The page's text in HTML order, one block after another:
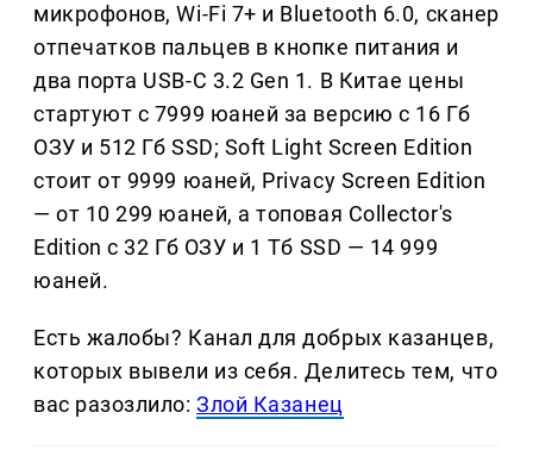
микрофонов, Wi-Fi 7+ и Bluetooth 6.0, сканер
отпечатков пальцев в кнопке питания и
два порта USB-C 3.2 Gen 1. В Китае цены
стартуют с 7999 юаней за версию с 16 Гб
ОЗУ и 512 Гб SSD; Soft Light Screen Edition
стоит от 9999 юаней, Privacy Screen Edition
— от 10 299 юаней, а топовая Collector's
Edition с 32 Гб ОЗУ и 1 Тб SSD — 14 999
юаней.
Есть жалобы? Канал для добрых казанцев,
которых вывели из себя. Делитеcь тем, что
вас разозлило:Злой Казанец